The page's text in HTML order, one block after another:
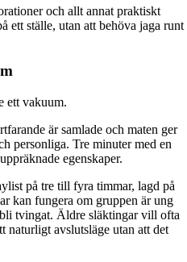
och allt annat praktiskt
ett ställe, utan att behöva jaga runt
ett vakuum.
är samlade och maten ger
personliga. Tre minuter med en
egenskaper.
på tre till fyra timmar, lagd på
kan fungera om gruppen är ung
tvingat. Äldre släktingar vill ofta
naturligt avslutsläge utan att det